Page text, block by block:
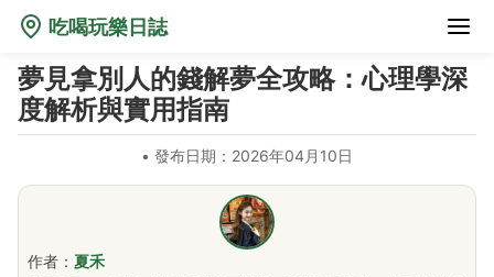
吃喝玩樂日誌
夢見拿別人的錢解夢全攻略：心理學深
度解析與實用指南
• 發布日期：2026年04月10日
作者： 夏禾